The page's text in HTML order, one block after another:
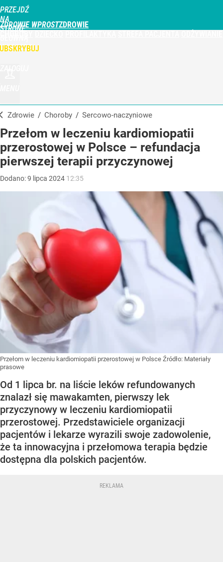
PRZEJDŹ
NA
STRONĘ
WPROST.PL
ZDROWIE WPROST
Zdrowie / Choroby / sercowo-naczyniowe
Przełom w leczeniu kardiomiopatii
przerostowej w Polsce – refundacja
pierwszej terapii przyczynowej
Dodano:9 lipca 2024 12:35
Przełom w leczeniu kardiomiopatii przerostowej w Polsce Źródło: Materiały
prasowe
Od 1 lipca br. na liście leków refundowanych
znalazł się mawakamten, pierwszy lek
przyczynowy w leczeniu kardiomiopatii
przerostowej. Przedstawiciele organizacji
pacjentów i lekarze wyrazili swoje zadowolenie,
że ta innowacyjna i przełomowa terapia będzie
dostępna dla polskich pacjentów.